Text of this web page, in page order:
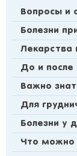
Вопросы и
Болезни
Лекарства
До и после
Важно
Для
Болезни у
Что можно